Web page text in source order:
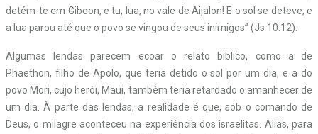
detém-te em Gibeon, e tu, lua, no vale de Aijalon! E o sol se deteve, e
a lua parou até que o povo se vingou de seus inimigos” (Js 10:12).
Algumas lendas parecem ecoar o relato bíblico, como a de
Phaethon, filho de Apolo, que teria detido o sol por um dia, e a do
povo Mori, cujo herói, Maui, também teria retardado o amanhecer de
um dia. À parte das lendas, a realidade é que, sob o comando de
Deus, o milagre aconteceu na experiência dos israelitas. Aliás, para